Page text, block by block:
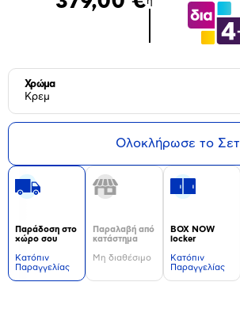
Χρώμα
Κρεμ
Ολοκλήρωσε το Σετ
Παράδοση στο
χώρο σου
Kατόπιν
Παραγγελίας
Παραλαβή από
κατάστημα
Μη διαθέσιμο
BOX NOW
locker
Kατόπιν
Παραγγελίας